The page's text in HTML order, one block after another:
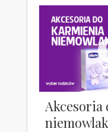
Akcesoria